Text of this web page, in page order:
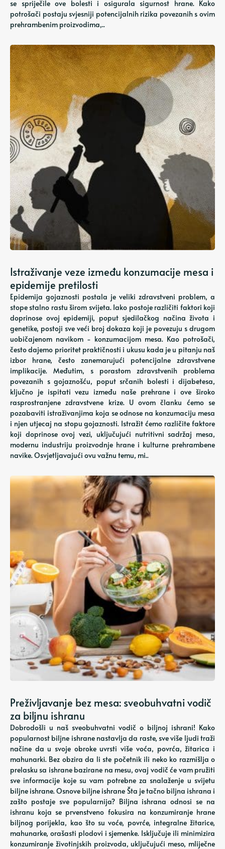
se spriječile ove bolesti i osigurala sigurnost hrane. Kako
potrošači postaju svjesniji potencijalnih rizika povezanih s ovim
prehrambenim proizvodima,..
Istraživanje veze između konzumacije mesa i
epidemije pretilosti
Epidemija gojaznosti postala je veliki zdravstveni problem, a
stope stalno rastu širom svijeta. Iako postoje različiti faktori koji
doprinose ovoj epidemiji, poput sjedilačkog načina života i
genetike, postoji sve veći broj dokaza koji je povezuju s drugom
uobičajenom navikom - konzumacijom mesa. Kao potrošači,
često dajemo prioritet praktičnosti i ukusu kada je u pitanju naš
izbor hrane, često zanemarujući potencijalne zdravstvene
implikacije. Međutim, s porastom zdravstvenih problema
povezanih s gojaznošću, poput srčanih bolesti i dijabetesa,
ključno je ispitati vezu između naše prehrane i ove široko
rasprostranjene zdravstvene krize. U ovom članku ćemo se
pozabaviti istraživanjima koja se odnose na konzumaciju mesa
i njen utjecaj na stopu gojaznosti. Istražit ćemo različite faktore
koji doprinose ovoj vezi, uključujući nutritivni sadržaj mesa,
modernu industriju proizvodnje hrane i kulturne prehrambene
navike. Osvjetljavajući ovu važnu temu, mi..
Preživljavanje bez mesa: sveobuhvatni vodič
za biljnu ishranu
Dobrodošli u naš sveobuhvatni vodič o biljnoj ishrani! Kako
popularnost biljne ishrane nastavlja da raste, sve više ljudi traži
načine da u svoje obroke uvrsti više voća, povrća, žitarica i
mahunarki. Bez obzira da li ste početnik ili neko ko razmišlja o
prelasku sa ishrane bazirane na mesu, ovaj vodič će vam pružiti
sve informacije koje su vam potrebne za snalaženje u svijetu
biljne ishrane. Osnove biljne ishrane Šta je tačno biljna ishrana i
zašto postaje sve popularnija? Biljna ishrana odnosi se na
ishranu koja se prvenstveno fokusira na konzumiranje hrane
biljnog porijekla, kao što su voće, povrće, integralne žitarice,
mahunarke, orašasti plodovi i sjemenke. Isključuje ili minimizira
konzumiranje životinjskih proizvoda, uključujući meso, mliječne